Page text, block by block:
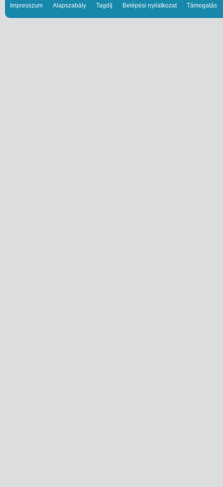
Impresszum Alapszabály Tagdíj Belépési nyilatkozat Támogatás